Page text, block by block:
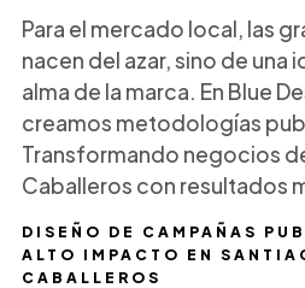
DISEÑO DE CAMPAÑAS
ALTO IMPACTO EN
CABALLEROS
Para el mercado local, las
nacen del azar, sino de una
alma de la marca. En Blue
creamos metodologías
Transformando negocios
Caballeros con resultados